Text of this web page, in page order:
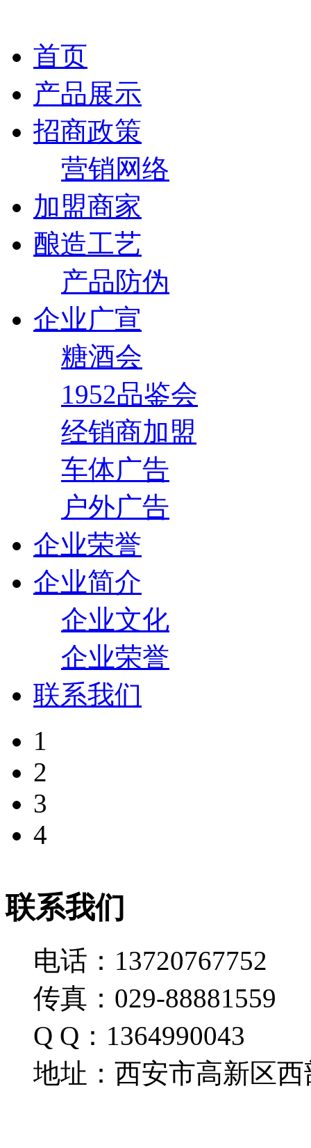
首页
产品展示
招商政策
营销网络
加盟商家
酿造工艺
产品防伪
企业广宣
糖酒会
1952品鉴会
经销商加盟
车体广告
户外广告
企业荣誉
企业简介
企业文化
企业荣誉
联系我们
1
2
3
4
联系我们
电话：13720767752
传真：029-88881559
Q Q：1364990043
地址：西安市高新区西